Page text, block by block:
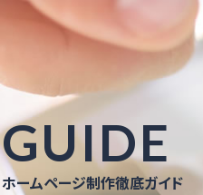
GUIDE
ホームページ制作徹底ガイド